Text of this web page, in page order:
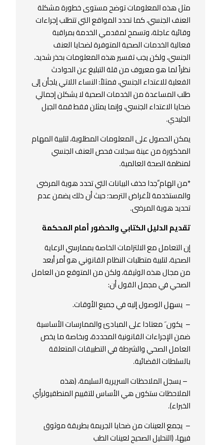
مثل هذه المعلومات توضح مستوى خطورة مشكلة
العنف الجنسي، كما تحدد المواقع التي تتطلب إجراءات
وقائية عاجلة، وتسمح لمقدمي الخدمة بمراقبة
فعالية الخدمات الصحية المتوفرة لضحايا العنف
الجنسي، ولكن يجب تفسير هذه المعلومات بحذر شديد،
نظراً لما هو معروف من قلة التبليغ عن الحوادث
الفعلية للاعتداء الجنسي، فمثلاً: النساء اللاتي يلجأن إلى
طلب المساعدة من الخدمات الصحية لا يشكلن إجمالي
ضحايا الاعتداء الجنسي، وإنما يمثلن فقط قمة الجبل
الجليدي.
يمكن الحصول على المعلومات المطلوبة، لتلبية المهام
المذكورة من عينة سجلات فحص العنف الجنسي
لمنظمة الصحة العالمية.
*من الهام ًجدا حذف البيانات التي تحدد هوية المرضى
والمستخدمة لأغراض الترصد؛ حيث أن ذلك يضمن عدم
تحديد هوية المرضى.
تقديم الدليل الكتابي والحضور أمام المحكمة
إن التعامل مع الالتزامات الخاصة بممارسي الرعاية
الصحية، لتلبية متطلبات النظام القانوني هو أمر أبعد
من مجال هذه الوثيقة، ولكن من المتوقع من العامل
الصحي في مجمل القول أن:
– يسهل الوصول إليه في جميع الأوقات.
– يكون َ معتادا على المبادئ والممارسات الأساسية
ضمن الإجراءات القانونية المحددة، وبخاصة ما يخص
العامل الصحي والشرطة في التطبيقات المتعلقة
بالسلطات القضائية.
– يسجل الملاحظات السريرية السليمة، (هذه
الملاحظات ستكون هي الأساس للتقييم المنطقيولرأي
الخبراء).
– يجمع العينات من ضحايا الجريمة بطريقة موثوق
فيها، (التحليل الصحيح لعينات الطب